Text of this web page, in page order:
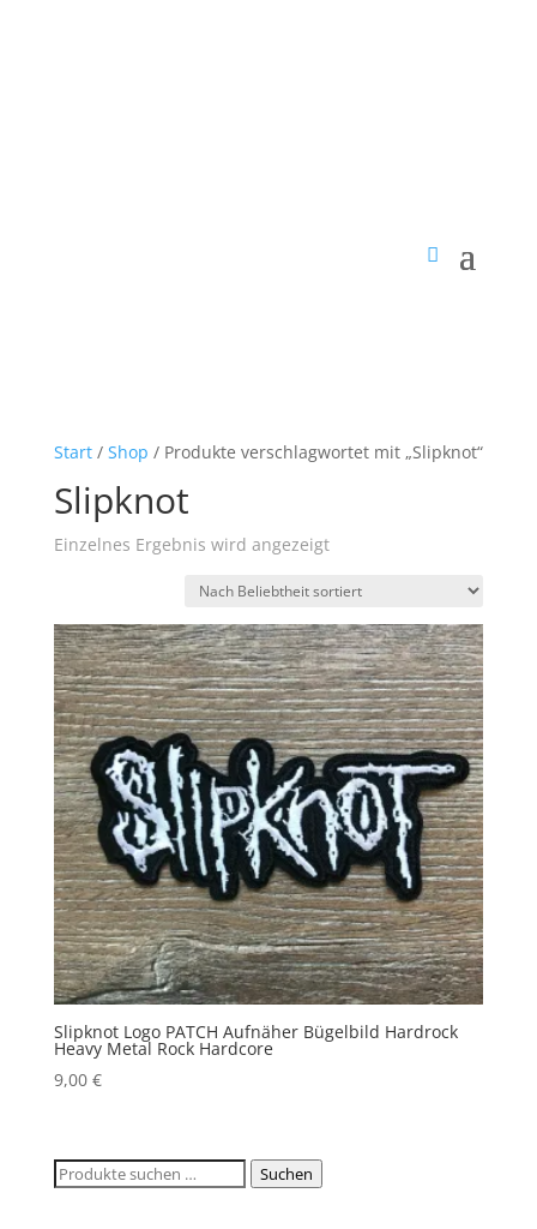
Start/ Shop / Produkte verschlagwortet mit „Slipknot“
Slipknot
Einzelnes Ergebnis wird angezeigt
Slipknot Logo PATCH Aufnäher Bügelbild Hardrock
Heavy Metal Rock Hardcore
9,00 €
Suchen
Suchen